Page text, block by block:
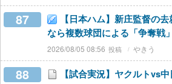
87
【日本ハム】新庄監督の
なら複数球団による「争奪戦
2026/08/05 08:56 やきう
88 【試合実況】ヤクルトvs